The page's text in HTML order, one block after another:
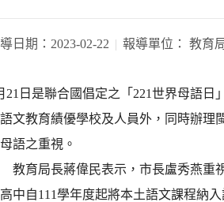
日期： 2023-02-22 報導單位： 教育
21日是聯合國倡定之「221世界母語
文教育績優學校及人員外，同時辦理
語之重視。
育局長蔣偉民表示，市長盧秀燕重視
中自111學年度起將本土語文課程納